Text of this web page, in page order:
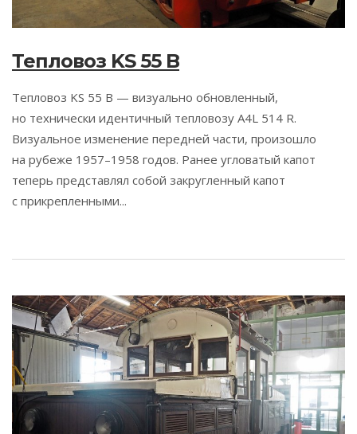
Тепловоз KS 55 B
Тепловоз KS 55 B — визуально обновленный,
но технически идентичный тепловозу A4L 514 R.
Визуальное изменение передней части, произошло
на рубеже 1957–1958 годов. Ранее угловатый капот
теперь представлял собой закругленный капот
с прикрепленными...